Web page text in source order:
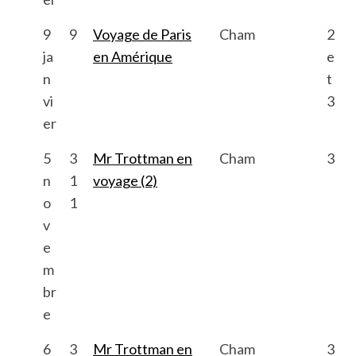
9
ja
n
vi
er
9
Voyage de Paris
en Amérique
Cham
2
e
t
3
5
n
o
v
e
m
br
e
3
1
1
Mr Trottman en
voyage (2)
Cham 3
6
3
Mr Trottman en
Cham 3